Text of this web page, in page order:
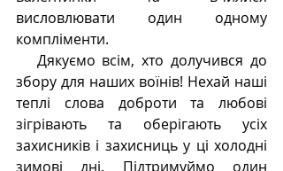
висловлювати один одному
компліменти.
Дякуємо всім, хто долучився до
збору для наших воїнів! Нехай наші
теплі слова доброти та любові
зігрівають та оберігають усіх
захисників і захисниць у ці холодні
зимові дні. Підтримуймо один